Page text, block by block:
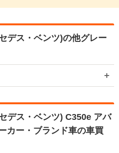
デス・ベンツ)の他グレー
デス・ベンツ) C350e アバ
カー・ブランド車の車買